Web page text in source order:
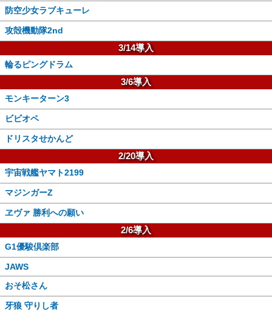
防空少女ラブキューレ
攻殻機動隊2nd
3/14導入
輪るピングドラム
3/6導入
モンキーターン3
ビビオペ
ドリスタせかんど
2/20導入
宇宙戦艦ヤマト2199
マジンガーZ
ヱヴァ 勝利への願い
2/6導入
G1優駿倶楽部
JAWS
おそ松さん
牙狼 守りし者